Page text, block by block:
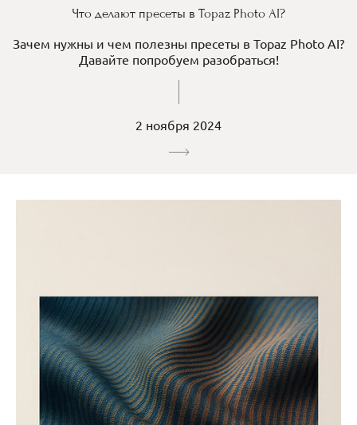
Что делают пресеты в Topaz Photo AI?
Зачем нужны и чем полезны пресеты в Topaz Photo AI?
Давайте попробуем разобраться!
2 ноября 2024